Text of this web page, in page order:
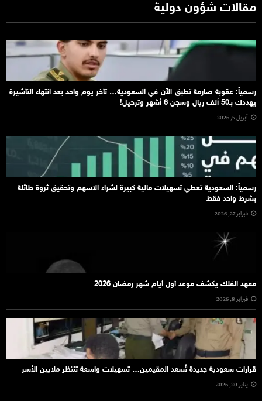
مقالات شؤون دولية
رسمياً: عقوبة صارمة تطبق الآن في السعودية… تأخر يوم واحد بعد انتهاء التأشيرة
يهددك بـ50 ألف ريال وسجن 6 أشهر وترحيل!
أبريل 5, 2026
رسمياً: السعودية تعطي تسهيلات مالية كبيرة لشراء الاسهم وتحقيق ثروة طائلة
بشرط واحد فقط
فبراير 27, 2026
معهد الفلك يكشف موعد أول أيام شهر رمضان 2026
فبراير 8, 2026
قرارات سعودية جديدة تُسعد المقيمين… تسهيلات واسعة تنتظر ملايين الأسر
يناير 20, 2026